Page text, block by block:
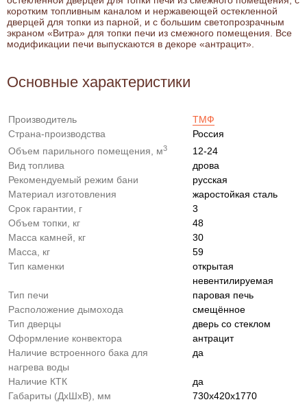
коротким топливным каналом и нержавеющей остекленной
дверцей для топки из парной, и с большим светопрозрачным
экраном «Витра» для топки печи из смежного помещения. Все
модификации печи выпускаются в декоре «антрацит».
Основные характеристики
Производитель
ТМФ
Страна-производства
Россия
Объем парильного помещения, м3
12-24
Вид топлива
дрова
Рекомендуемый режим бани
русская
Материал изготовления
жаростойкая сталь
Срок гарантии, г
3
Объем топки, кг
48
Масса камней, кг
30
Масса, кг
59
Тип каменки
открытая
невентилируемая
Тип печи
паровая печь
Расположение дымохода
смещённое
Тип дверцы
дверь со стеклом
Оформление конвектора
антрацит
Наличие встроенного бака для
нагрева воды
да
Наличие КТК
да
Габариты (ДхШхВ), мм
730х420х1770